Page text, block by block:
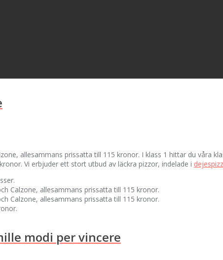
allesammans prissatta till 115 kronor. I klass 1 hittar du våra
Vi erbjuder ett stort utbud av läckra pizzor, indelade i
Calzone, allesammans prissatta till 115 kronor.
Calzone, allesammans prissatta till 115 kronor.
modi per vincere